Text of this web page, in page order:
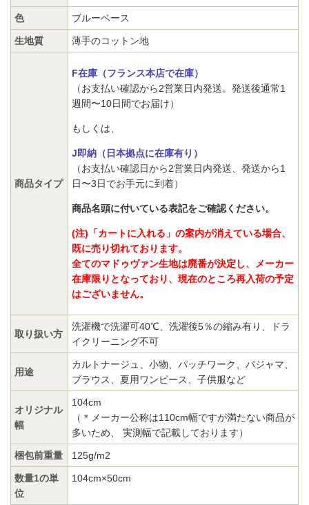
色 ブルーベース
生地質 薄手のコットン地
商品タイプ
F在庫（フランス本店で在庫）
（お支払い確認から2営業日内発送。発送後通常1
週間〜10日間でお届け）
もしくは、
J即納（日本拠点に在庫有り）
（お支払い確認日から2営業日内発送、発送から1
日〜3日でお手元に到着）
商品名頭に付いている表記をご確認ください。
(注)「カートに入れる」の案内が消えている場合、
既に売り切れております。
全てのマドゥヴァン生地は廃番が決定し、メーカー
在庫限りとなっており、現在のところ再入荷の予定
はございません。
取り扱い方
洗濯機で洗濯可40℃、洗濯後5％の縮み有り、ドラ
イクリーニング不可
用途
カルトナージュ、小物、パッチワーク、パジャマ、
ブラウス、夏用ワンピース、子供服など
オリジナル
幅
104cm
（＊メーカー公称は110cm幅ですが満たない商品が
多いため、 実測幅で記載しております）
梱包前重量 125g/m2
数量1の単
位
104cm×50cm